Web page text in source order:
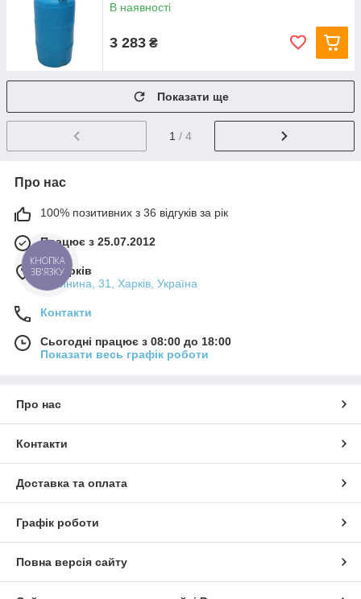
В наявності
3 283 ₴
Показати ще
1 / 4
Про нас
100% позитивних з 36 відгуків за рік
Працює з 25.07.2012
м. Харків
Калинина, 31, Харків, Україна
Контакти
Сьогодні працює з 08:00 до 18:00
Показати весь графік роботи
Про нас
Контакти
Доставка та оплата
Графік роботи
Повна версія сайту
КНОПКА
ЗВ'ЯЗКУ